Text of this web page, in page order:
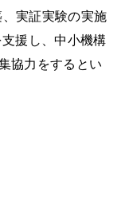
実証実験の実施
援し、中小機構
協力をするとい